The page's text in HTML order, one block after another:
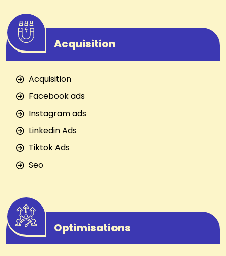
Acquisition
Acquisition
Facebook ads
Instagram ads
Linkedin Ads
Tiktok Ads
Seo
Optimisations